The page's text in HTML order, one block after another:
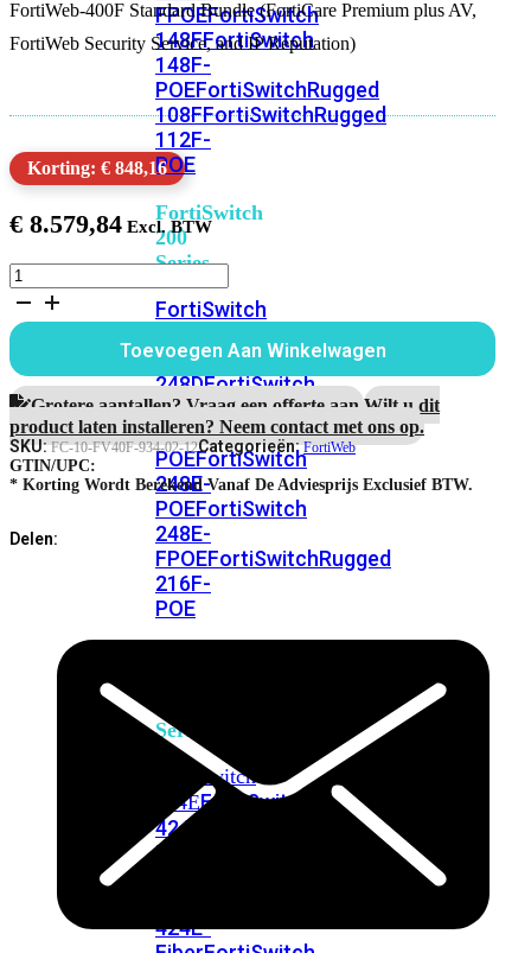
FPOEFortiSwitch
148FFortiSwitch
148F-
POEFortiSwitchRugged
108FFortiSwitchRugged
112F-
POE
FortiSwitch
200
Series
FortiSwitch
FPOEFortiSwitch
248DFortiSwitch
224EFortiswitch
224E-
POEFortiSwitch
248E-
POEFortiSwitch
248E-
FPOEFortiSwitchRugged
216F-
POE
Series
FortiSwitch
424EFortiSwitch
424E-
POE
424E-
FortiWeb-400F Standard Bundle (FortiCare Premium plus AV,
FortiWeb Security Service, and IP Reputation)
Korting: € 848,16
€ 8.579,84
FortiWeb-
400F
jaar
Standard
Bundle
aantal
Toevoegen Aan Winkelwagen
Grotere aantallen? Vraag een offerte aan.Wilt u dit
product laten installeren? Neem contact met ons op.
SKU:FC-10-FV40F-934-02-12Categorieën:FortiWeb
GTIN/UPC:
* Korting Wordt Berekend Vanaf De Adviesprijs Exclusief BTW.
Delen: